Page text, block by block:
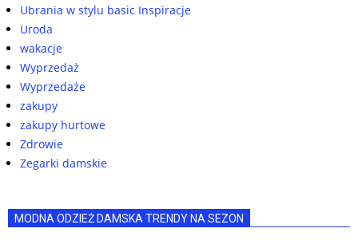
Ubrania w stylu basic Inspiracje
Uroda
wakacje
Wyprzedaż
Wyprzedaże
zakupy
zakupy hurtowe
Zdrowie
Zegarki damskie
MODNA ODZIEŻ DAMSKA TRENDY NA SEZON